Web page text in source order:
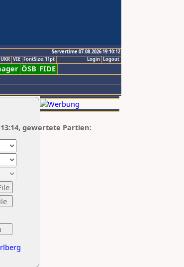
Servertime 07.08.2026 19:10:12
Logout
Login
UKR VIE FontSize:11pt
ÖSB FIDE
13:14, gewertete Partien: